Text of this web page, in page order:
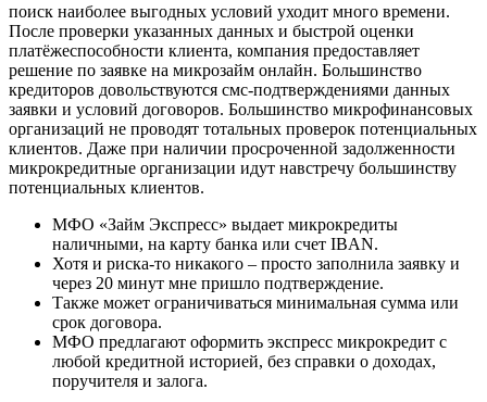
поиск наиболее выгодных условий уходит много времени.
После проверки указанных данных и быстрой оценки
платёжеспособности клиента, компания предоставляет
решение по заявке на микрозайм онлайн. Большинство
кредиторов довольствуются смс-подтверждениями данных
заявки и условий договоров. Большинство микрофинансовых
организаций не проводят тотальных проверок потенциальных
клиентов. Даже при наличии просроченной задолженности
микрокредитные организации идут навстречу большинству
потенциальных клиентов.
МФО «Займ Экспресс» выдает микрокредиты
наличными, на карту банка или счет IBAN.
Хотя и риска-то никакого – просто заполнила заявку и
через 20 минут мне пришло подтверждение.
Также может ограничиваться минимальная сумма или
срок договора.
МФО предлагают оформить экспресс микрокредит с
любой кредитной историей, без справки о доходах,
поручителя и залога.